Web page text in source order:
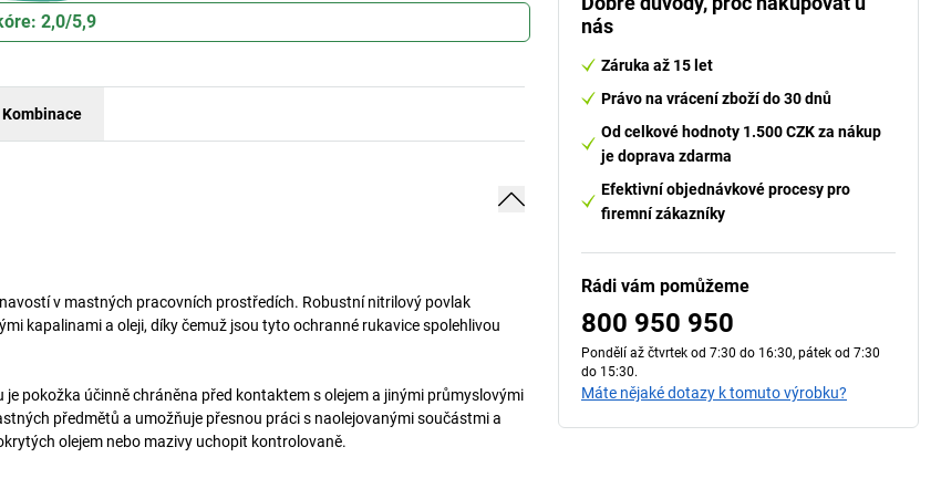
2,0/5,9
Kombinace
v mastných pracovních prostředích. Robustní nitrilový povlak
kapalinami a oleji, díky čemuž jsou tyto ochranné rukavice spolehlivou
pokožka účinně chráněna před kontaktem s olejem a jinými průmyslovými
předmětů a umožňuje přesnou práci s naolejovanými součástmi a
olejem nebo mazivy uchopit kontrolovaně.
nás
Záruka až 15 let
Právo na vrácení zboží do 30 dnů
Od celkové hodnoty 1.500 CZK za nákup
je doprava zdarma
Efektivní objednávkové procesy pro
firemní zákazníky
Rádi vám pomůžeme
800 950 950
Pondělí až čtvrtek od 7:30 do 16:30, pátek od 7:30
do 15:30.
Máte nějaké dotazy k tomuto výrobku?